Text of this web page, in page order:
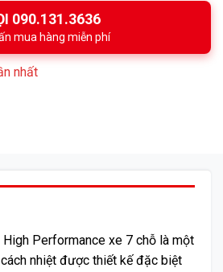
090.131.3636
mua hàng miễn phí
nhất
High Performance xe 7 chỗ là một
nhiệt được thiết kế đặc biệt